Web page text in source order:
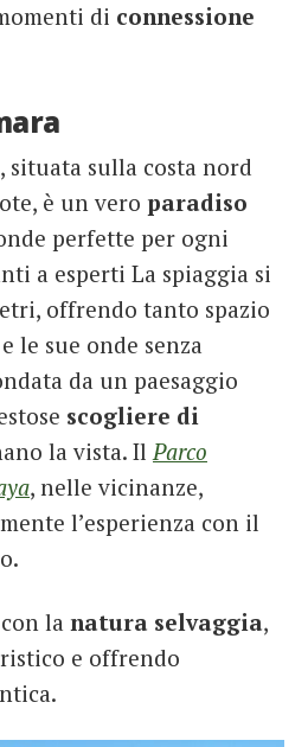
di connessione
situata sulla costa nord
è un vero paradiso
perfette per ogni
a esperti La spiaggia si
offrendo tanto spazio
le sue onde senza
da un paesaggio
scogliere di
la vista. IlParco
, nelle vicinanze,
l’esperienza con il
la natura selvaggia,
e offrendo